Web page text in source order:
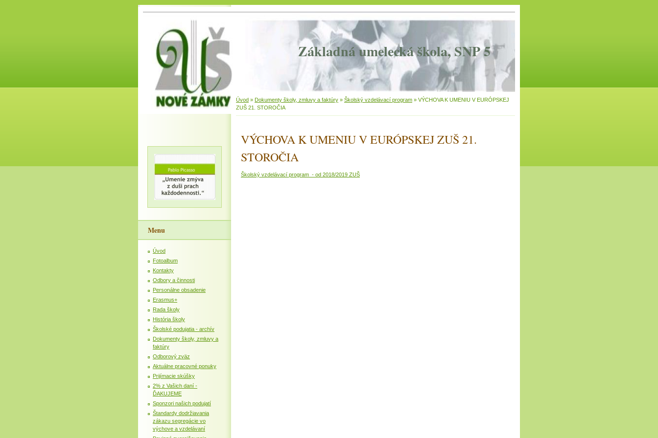
Základná umelecká škola, SNP 5
Úvod » Dokumenty školy, zmluvy a faktúry » Školský vzdelávací program » VÝCHOVA K UMENIU V EURÓPSKEJ
ZUŠ 21. STOROČIA
VÝCHOVA K UMENIU V EURÓPSKEJ ZUŠ 21.
STOROČIA
Školský vzdelávací program - od 2018/2019 ZUŠ
Menu
Úvod
Fotoalbum
Kontakty
Odbory a činnosti
Personálne obsadenie
Erasmus+
Rada školy
História školy
Školské podujatia - archív
Dokumenty školy, zmluvy a
faktúry
Odborový zväz
Aktuálne pracovné ponuky
Prijímacie skúšky
2% z Vašich daní -
ĎAKUJEME
Sponzori našich podujatí
Štandardy dodržiavania
zákazu segregácie vo
výchove a vzdelávaní